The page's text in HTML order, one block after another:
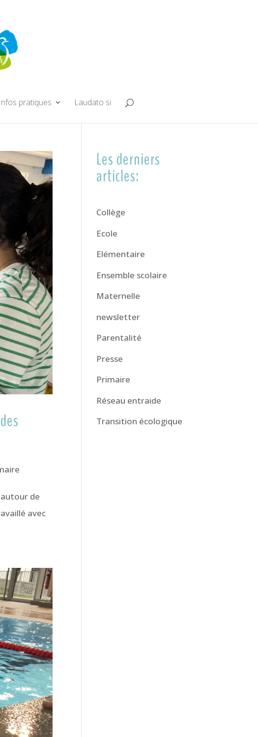
Infos pratiques Laudato si
de
avec
Les derniers
articles:
Collège
Ecole
Elémentaire
Ensemble scolaire
Maternelle
newsletter
Parentalité
Presse
Primaire
Réseau entraide
Transition écologique